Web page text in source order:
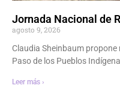
Jornada Nacional de
agosto 9, 2026
Claudia Sheinbaum
Paso de los Pueblos
Leer más ›